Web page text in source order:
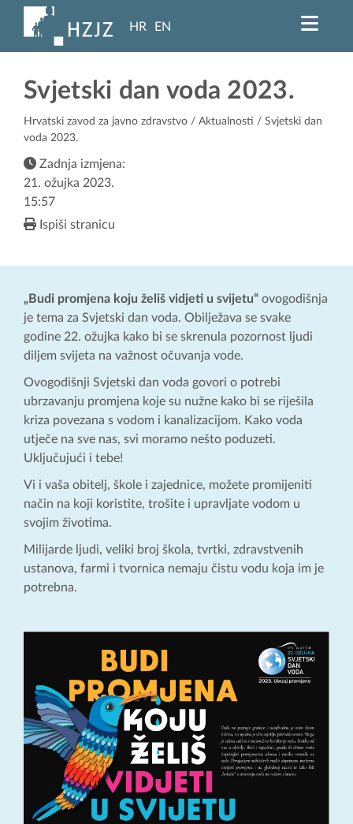
HR EN
Svjetski dan voda 2023.
Hrvatski zavod za javno zdravstvo / Aktualnosti / Svjetski dan
voda 2023.
Zadnja izmjena:
21. ožujka 2023.
15:57
Ispiši stranicu
„Budi promjena koju želiš vidjeti u svijetu“ ovogodišnja
je tema za Svjetski dan voda. Obilježava se svake
godine 22. ožujka kako bi se skrenula pozornost ljudi
diljem svijeta na važnost očuvanja vode.
Ovogodišnji Svjetski dan voda govori o potrebi
ubrzavanju promjena koje su nužne kako bi se riješila
kriza povezana s vodom i kanalizacijom. Kako voda
utječe na sve nas, svi moramo nešto poduzeti.
Uključujući i tebe!
Vi i vaša obitelj, škole i zajednice, možete promijeniti
način na koji koristite, trošite i upravljate vodom u
svojim životima.
Milijarde ljudi, veliki broj škola, tvrtki, zdravstvenih
ustanova, farmi i tvornica nemaju čistu vodu koja im je
potrebna.